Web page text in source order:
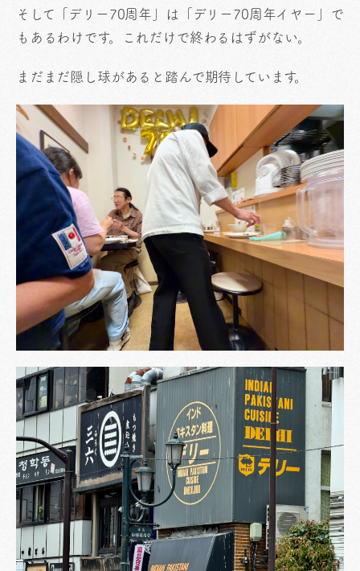
そして「デリー70周年」は「デリー70周年イヤー」で
もあるわけです。これだけで終わるはずがない。
まだまだ隠し球があると踏んで期待しています。